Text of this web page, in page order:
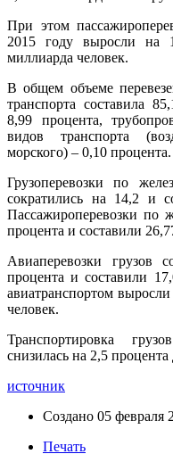
При этом
2015 году выросли на
миллиарда человек.
В общем объеме
транспорта составила
8,99 процента,
видов транспорта
морского) – 0,10 процента.
Грузоперевозки по
сократились на 14,2 и
Пассажироперевозки по
процента и составили
Авиаперевозки грузов
процента и составили
авиатранспортом
человек.
Транспортировка
снизилась на 2,5
источник
Создано 05 февраля
Печать